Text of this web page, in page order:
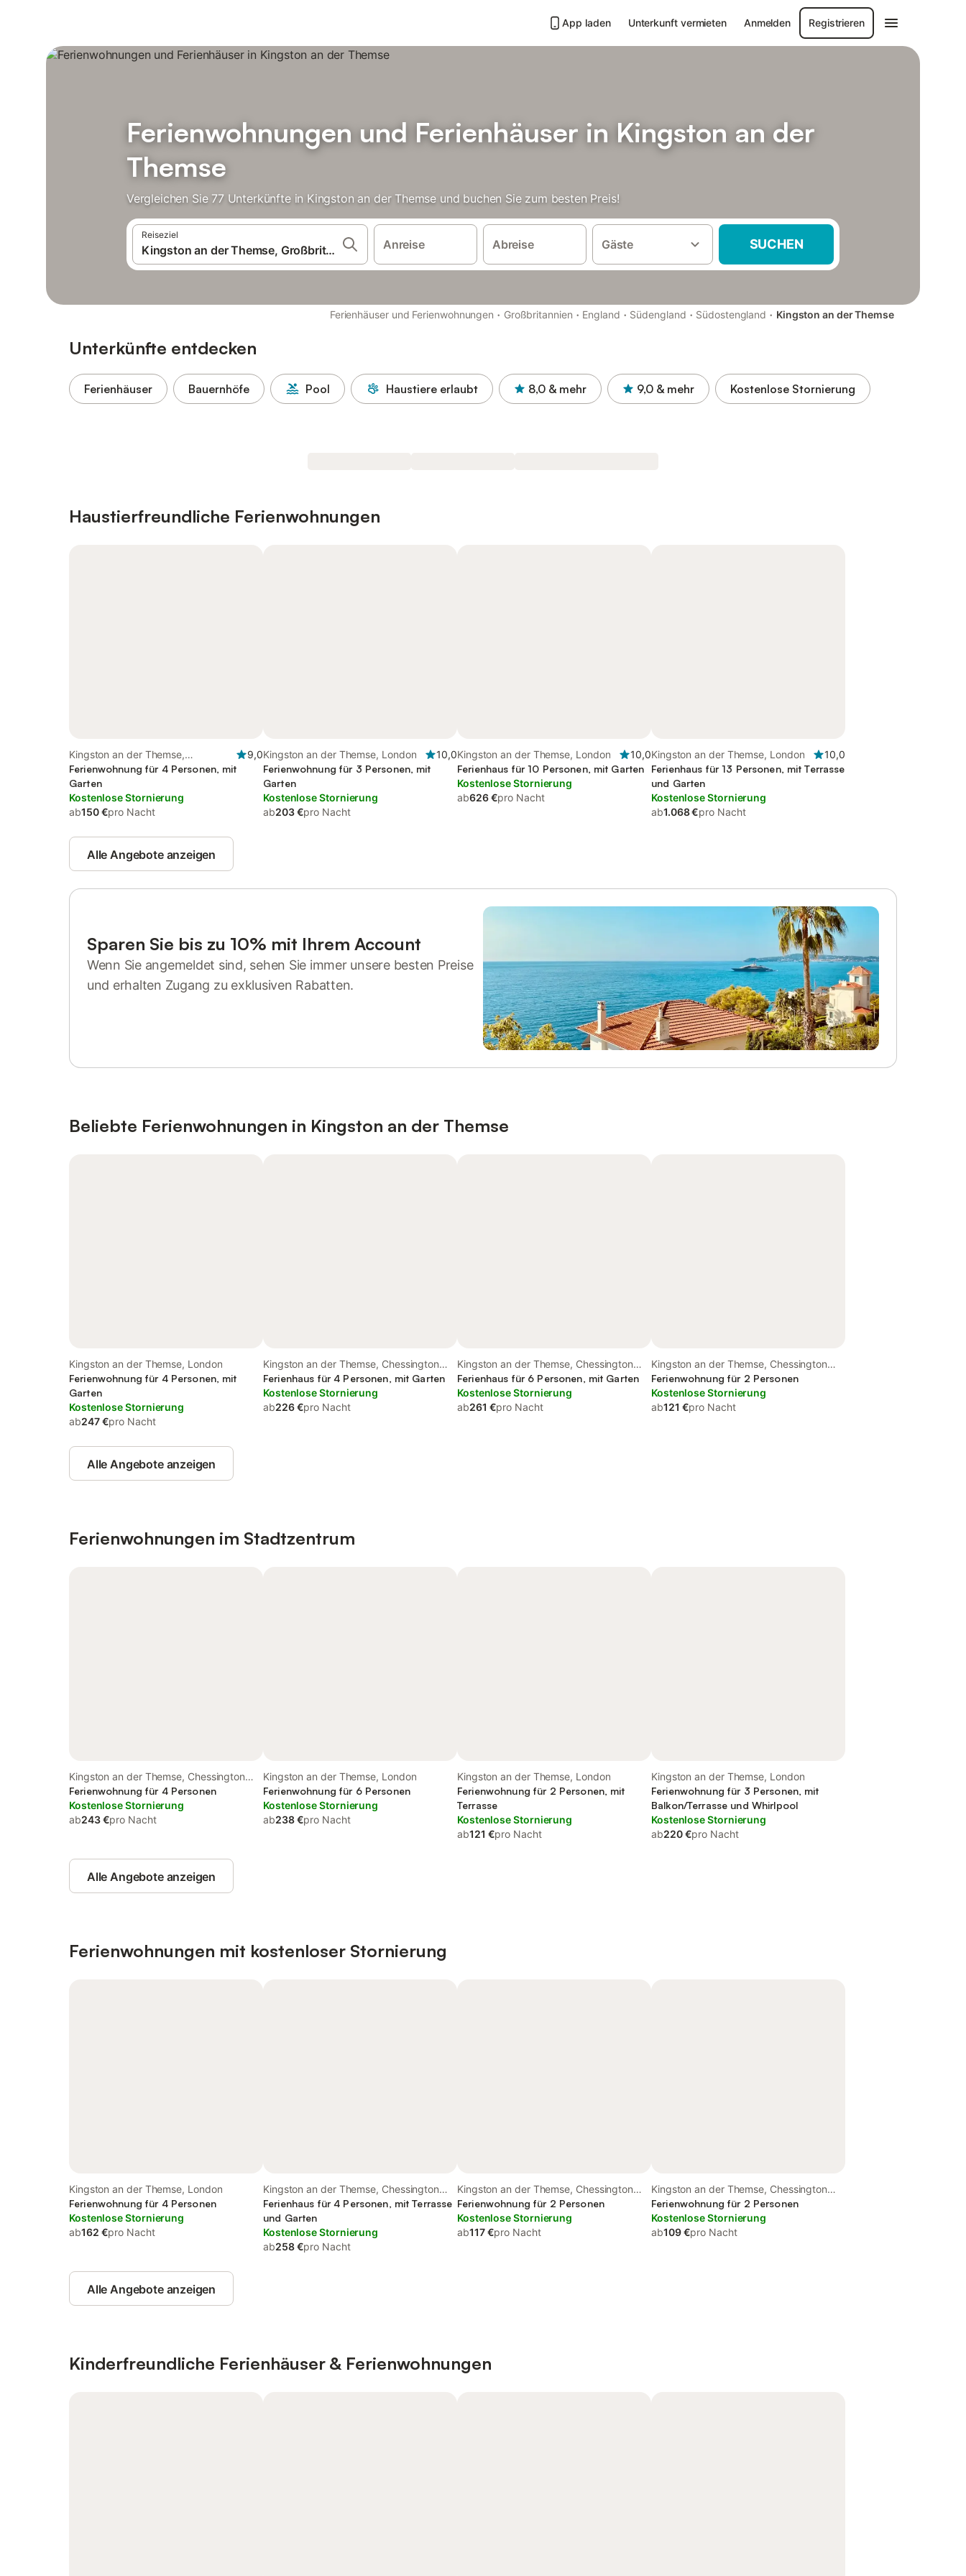
App laden Unterkunft vermieten Anmelden Registrieren
Ferienwohnungen und Ferienhäuser in Kingston an der
Themse
Vergleichen Sie 77 Unterkünfte in Kingston an der Themse und buchen Sie zum besten Preis!
Reiseziel
Anreise Abreise Gäste SUCHEN
Ferienhäuser und Ferienwohnungen · Großbritannien · England · Südengland · Südostengland · Kingston an der Themse
Unterkünfte entdecken
Ferienhäuser Bauernhöfe Pool Haustiere erlaubt 8,0 & mehr 9,0 & mehr Kostenlose Stornierung
Haustierfreundliche Ferienwohnungen
Kingston an der Themse,
Chessington World of Adventures
9,0
Ferienwohnung für 4 Personen, mit
Garten
Kostenlose Stornierung
ab150 €pro Nacht
Kingston an der Themse, London
10,0
Ferienwohnung für 3 Personen, mit
Garten
Kostenlose Stornierung
ab203 €pro Nacht
Kingston an der Themse, London
10,0
Ferienhaus für 10 Personen, mit Garten
Kostenlose Stornierung
ab626 €pro Nacht
Kingston an der Themse, London
10,0
Ferienhaus für 13 Personen, mit Terrasse
und Garten
Kostenlose Stornierung
ab1.068 €pro Nacht
Alle Angebote anzeigen
Sparen Sie bis zu 10% mit Ihrem Account
Wenn Sie angemeldet sind, sehen Sie immer unsere besten Preise
und erhalten Zugang zu exklusiven Rabatten.
Beliebte Ferienwohnungen in Kingston an der Themse
Kingston an der Themse, London
Ferienwohnung für 4 Personen, mit
Garten
Kostenlose Stornierung
ab247 €pro Nacht
Kingston an der Themse, Chessington
World of Adventures
Ferienhaus für 4 Personen, mit Garten
Kostenlose Stornierung
ab226 €pro Nacht
Kingston an der Themse, Chessington
World of Adventures
Ferienhaus für 6 Personen, mit Garten
Kostenlose Stornierung
ab261 €pro Nacht
Kingston an der Themse, Chessington
World of Adventures
Ferienwohnung für 2 Personen
Kostenlose Stornierung
ab121 €pro Nacht
Alle Angebote anzeigen
Ferienwohnungen im Stadtzentrum
Kingston an der Themse, Chessington
World of Adventures
Ferienwohnung für 4 Personen
Kostenlose Stornierung
ab243 €pro Nacht
Kingston an der Themse, London
Ferienwohnung für 6 Personen
Kostenlose Stornierung
ab238 €pro Nacht
Kingston an der Themse, London
Ferienwohnung für 2 Personen, mit
Terrasse
Kostenlose Stornierung
ab121 €pro Nacht
Kingston an der Themse, London
Ferienwohnung für 3 Personen, mit
Balkon/Terrasse und Whirlpool
Kostenlose Stornierung
ab220 €pro Nacht
Alle Angebote anzeigen
Ferienwohnungen mit kostenloser Stornierung
Kingston an der Themse, London
Ferienwohnung für 4 Personen
Kostenlose Stornierung
ab162 €pro Nacht
Kingston an der Themse, Chessington
World of Adventures
Ferienhaus für 4 Personen, mit Terrasse
und Garten
Kostenlose Stornierung
ab258 €pro Nacht
Kingston an der Themse, Chessington
World of Adventures
Ferienwohnung für 2 Personen
Kostenlose Stornierung
ab117 €pro Nacht
Kingston an der Themse, Chessington
World of Adventures
Ferienwohnung für 2 Personen
Kostenlose Stornierung
ab109 €pro Nacht
Alle Angebote anzeigen
Kinderfreundliche Ferienhäuser & Ferienwohnungen